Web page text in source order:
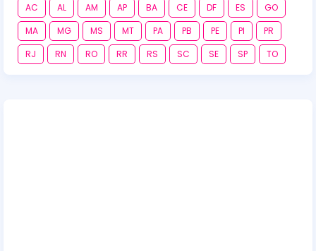
AC AL AM AP BA CE DF ES
GO
MA
MG MS MT PA PB PE PI
PR
RJ
RN RO RR RS SC SE SP TO